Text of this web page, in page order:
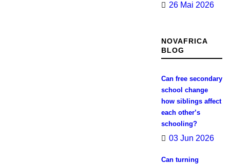
26 Mai 2026
NOVAFRICA
BLOG
Can free secondary
school change
how siblings affect
each other’s
schooling?
03 Jun 2026
Can turning